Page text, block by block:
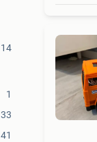
14
1
33
41